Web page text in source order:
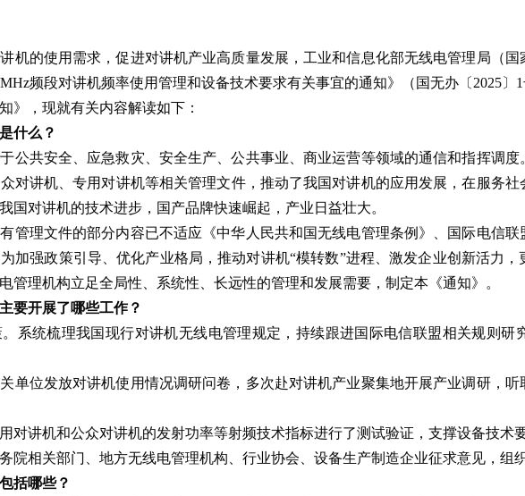
机的使用需求，促进对讲机产业高质量发展，工业和信息化部无线电管理局（
频段对讲机频率使用管理和设备技术要求有关事宜的通知》（国无办〔2025〕
》，现就有关内容解读如下：
什么？
公共安全、应急救灾、安全生产、公共事业、商业运营等领域的通信和指挥调度
对讲机、专用对讲机等相关管理文件，推动了我国对讲机的应用发展，在服务
国对讲机的技术进步，国产品牌快速崛起，产业日益壮大。
管理文件的部分内容已不适应《中华人民共和国无线电管理条例》、国际电信
加强政策引导、优化产业格局，推动对讲机“模转数”进程、激发企业创新活力
管理机构立足全局性、系统性、长远性的管理和发展需要，制定本《通知》。
要开展了哪些工作？
系统梳理我国现行对讲机无线电管理规定，持续跟进国际电信联盟相关规则研
单位发放对讲机使用情况调研问卷，多次赴对讲机产业聚集地开展产业调研，
对讲机和公众对讲机的发射功率等射频技术指标进行了测试验证，支撑设备技术
院相关部门、地方无线电管理机构、行业协会、设备生产制造企业征求意见，组
括哪些？